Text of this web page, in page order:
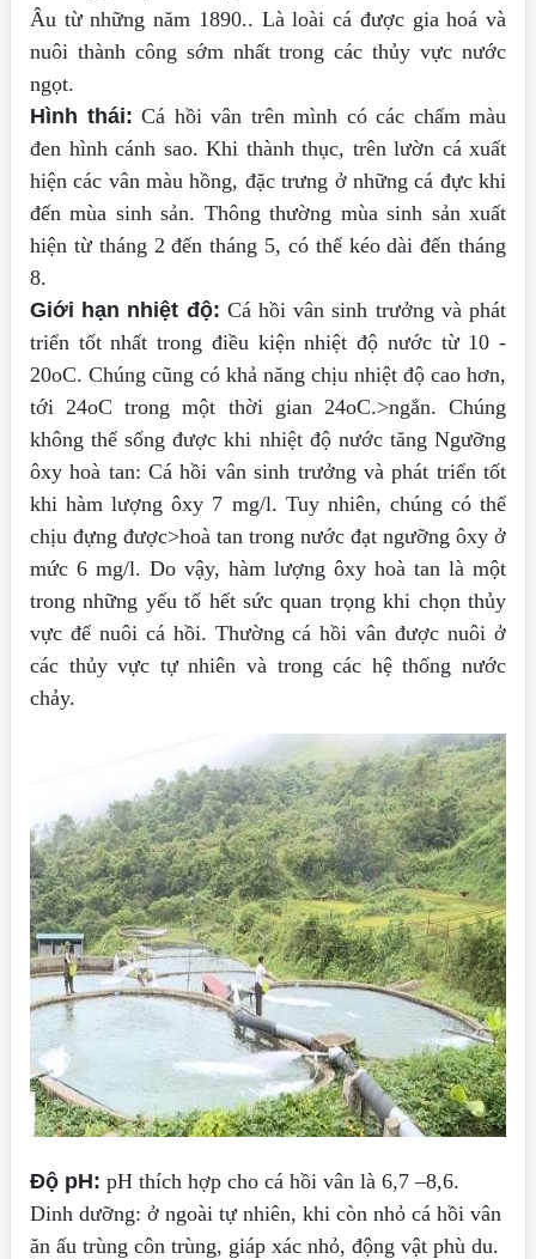
Âu từ những năm 1890.. Là loài cá được gia hoá và
nuôi thành công sớm nhất trong các thủy vực nước
ngọt.
Hình thái: Cá hồi vân trên mình có các chấm màu
đen hình cánh sao. Khi thành thục, trên lườn cá xuất
hiện các vân màu hồng, đặc trưng ở những cá đực khi
đến mùa sinh sản. Thông thường mùa sinh sản xuất
hiện từ tháng 2 đến tháng 5, có thể kéo dài đến tháng
8.
Giới hạn nhiệt độ: Cá hồi vân sinh trưởng và phát
triển tốt nhất trong điều kiện nhiệt độ nước từ 10 -
20oC. Chúng cũng có khả năng chịu nhiệt độ cao hơn,
tới 24oC trong một thời gian 24oC.>ngắn. Chúng
không thể sống được khi nhiệt độ nước tăng Ngưỡng
ôxy hoà tan: Cá hồi vân sinh trưởng và phát triển tốt
khi hàm lượng ôxy 7 mg/l. Tuy nhiên, chúng có thể
chịu đựng được>hoà tan trong nước đạt ngưỡng ôxy ở
mức 6 mg/l. Do vậy, hàm lượng ôxy hoà tan là một
trong những yếu tố hết sức quan trọng khi chọn thủy
vực để nuôi cá hồi. Thường cá hồi vân được nuôi ở
các thủy vực tự nhiên và trong các hệ thống nước
chảy.
Độ pH: pH thích hợp cho cá hồi vân là 6,7 –8,6.
Dinh dưỡng: ở ngoài tự nhiên, khi còn nhỏ cá hồi vân
ăn ấu trùng côn trùng, giáp xác nhỏ, động vật phù du.